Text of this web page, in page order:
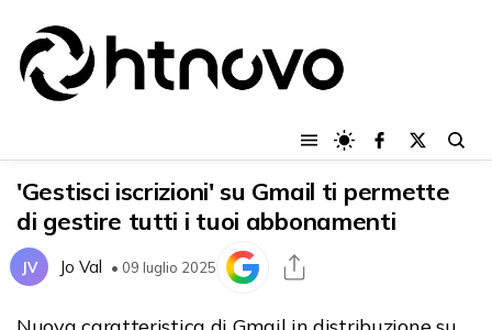
'Gestisci iscrizioni' su Gmail ti permette
di gestire tutti i tuoi abbonamenti
JV Jo Val • 09 luglio 2025